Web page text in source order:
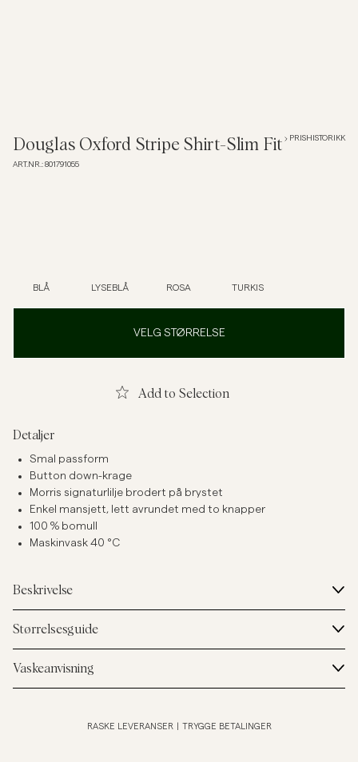
Skjorter
T-skjorter
Undertøy
Douglas Oxford Stripe Shirt-Slim Fit
ART.NR.: 801791055
PRISHISTORIKK
BLÅ LYSEBLÅ ROSA TURKIS
VELG STØRRELSE
Add to Selection
Detaljer
Smal passform
Button down-krage
Morris signaturlilje brodert på brystet
Enkel mansjett, lett avrundet med to knapper
100 % bomull
Maskinvask 40 °C
Beskrivelse
Størrelsesguide
Vaskeanvisning
RASKE LEVERANSER TRYGGE BETALINGER